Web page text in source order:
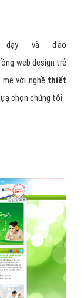
dạy và đào
web design trẻ
với nghề thiết
chọn chúng tôi.